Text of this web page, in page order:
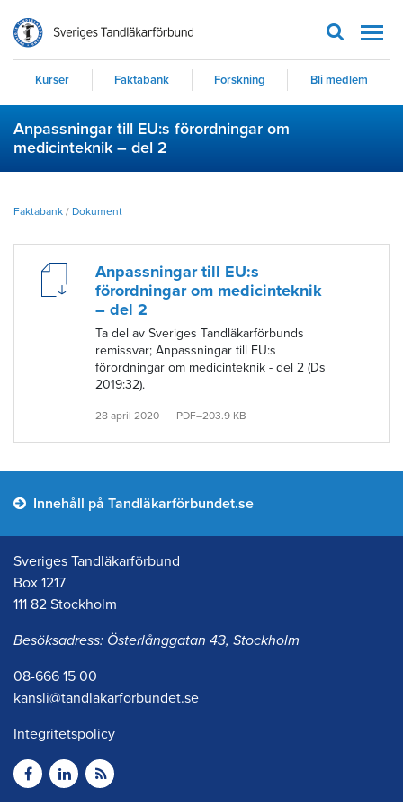
Kurser Faktabank Forskning Bli medlem
Anpassningar till EU:s förordningar om
medicinteknik – del 2
Faktabank / Dokument
Anpassningar till EU:s
förordningar om medicinteknik
– del 2
Ta del av Sveriges Tandläkarförbunds
remissvar; Anpassningar till EU:s
förordningar om medicinteknik - del 2 (Ds
2019:32).
28 april 2020 PDF–203.9 KB
Innehåll på Tandläkarförbundet.se
Sveriges Tandläkarförbund
Box 1217
111 82 Stockholm
Besöksadress: Österlånggatan 43, Stockholm
08-666 15 00
kansli@tandlakarforbundet.se
Integritetspolicy